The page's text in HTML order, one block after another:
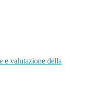
e valutazione della